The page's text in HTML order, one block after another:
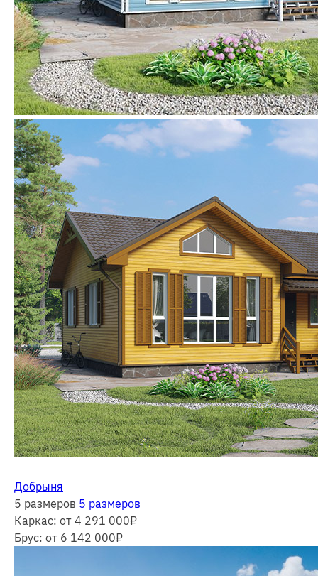
Добрыня
5 размеров 5 размеров
Каркас: от 4 291 000₽
Брус: от 6 142 000₽